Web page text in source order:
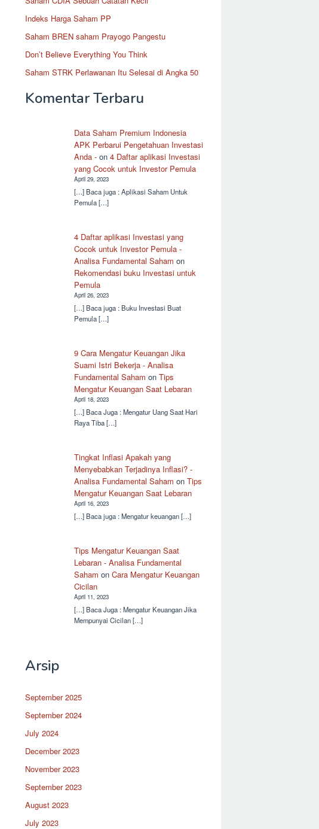
Indeks Harga Saham PP
Saham BREN saham Prayogo Pangestu
Don’t Believe Everything You Think
Saham STRK Perlawanan Itu Selesai di Angka 50
Komentar Terbaru
Data Saham Premium Indonesia
APK Perbarui Pengetahuan Investasi
Anda - on4 Daftar aplikasi Investasi
yang Cocok untuk Investor Pemula
April 29, 2023
[…] Baca juga : Aplikasi Saham Untuk
Pemula […]
4 Daftar aplikasi Investasi yang
Cocok untuk Investor Pemula -
Analisa Fundamental Saham on
Rekomendasi buku Investasi untuk
Pemula
April 26, 2023
[…] Baca juga : Buku Investasi Buat
Pemula […]
9 Cara Mengatur Keuangan Jika
Suami Istri Bekerja - Analisa
Fundamental Saham onTips
Mengatur Keuangan Saat Lebaran
April 18, 2023
[…] Baca Juga : Mengatur Uang Saat Hari
Raya Tiba […]
Tingkat Inflasi Apakah yang
Menyebabkan Terjadinya Inflasi? -
Analisa Fundamental Saham onTips
Mengatur Keuangan Saat Lebaran
April 16, 2023
[…] Baca juga : Mengatur keuangan […]
Tips Mengatur Keuangan Saat
Lebaran - Analisa Fundamental
Saham onCara Mengatur Keuangan
Cicilan
April 11, 2023
[…] Baca Juga : Mengatur Keuangan Jika
Mempunyai Cicilan […]
Arsip
September 2025
September 2024
July 2024
December 2023
November 2023
September 2023
August 2023
July 2023